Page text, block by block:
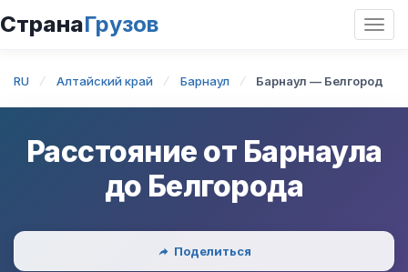
СтранаГрузов
RU Алтайский край Барнаул Барнаул — Белгород
Расстояние от Барнаула
до Белгорода
Поделиться